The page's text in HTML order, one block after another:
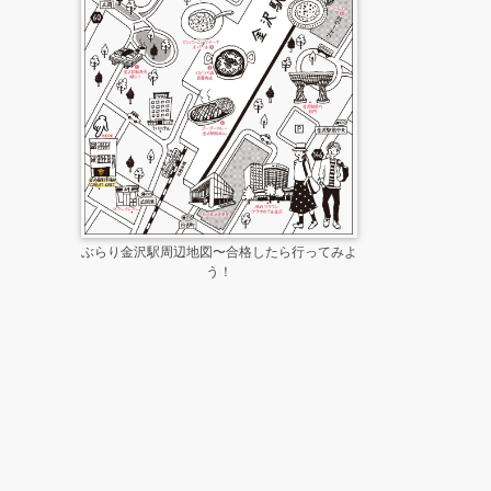
ぶらり金沢駅周辺地図〜合格したら行ってみよ
う！